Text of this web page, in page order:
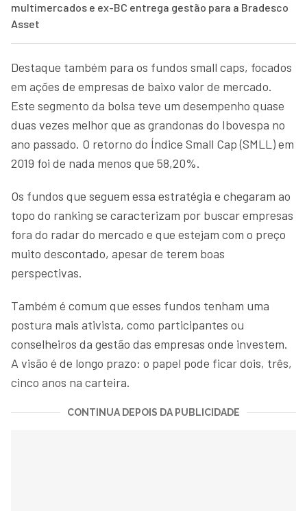
multimercados e ex-BC entrega gestão para a Bradesco
Asset
Destaque também para os fundos small caps, focados
em ações de empresas de baixo valor de mercado.
Este segmento da bolsa teve um desempenho quase
duas vezes melhor que as grandonas do Ibovespa no
ano passado. O retorno do Índice Small Cap (SMLL) em
2019 foi de nada menos que 58,20%.
Os fundos que seguem essa estratégia e chegaram ao
topo do ranking se caracterizam por buscar empresas
fora do radar do mercado e que estejam com o preço
muito descontado, apesar de terem boas
perspectivas.
Também é comum que esses fundos tenham uma
postura mais ativista, como participantes ou
conselheiros da gestão das empresas onde investem.
A visão é de longo prazo: o papel pode ficar dois, três,
cinco anos na carteira.
CONTINUA DEPOIS DA PUBLICIDADE